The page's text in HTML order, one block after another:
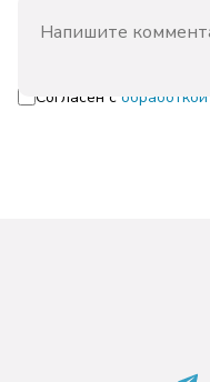
Согласен с